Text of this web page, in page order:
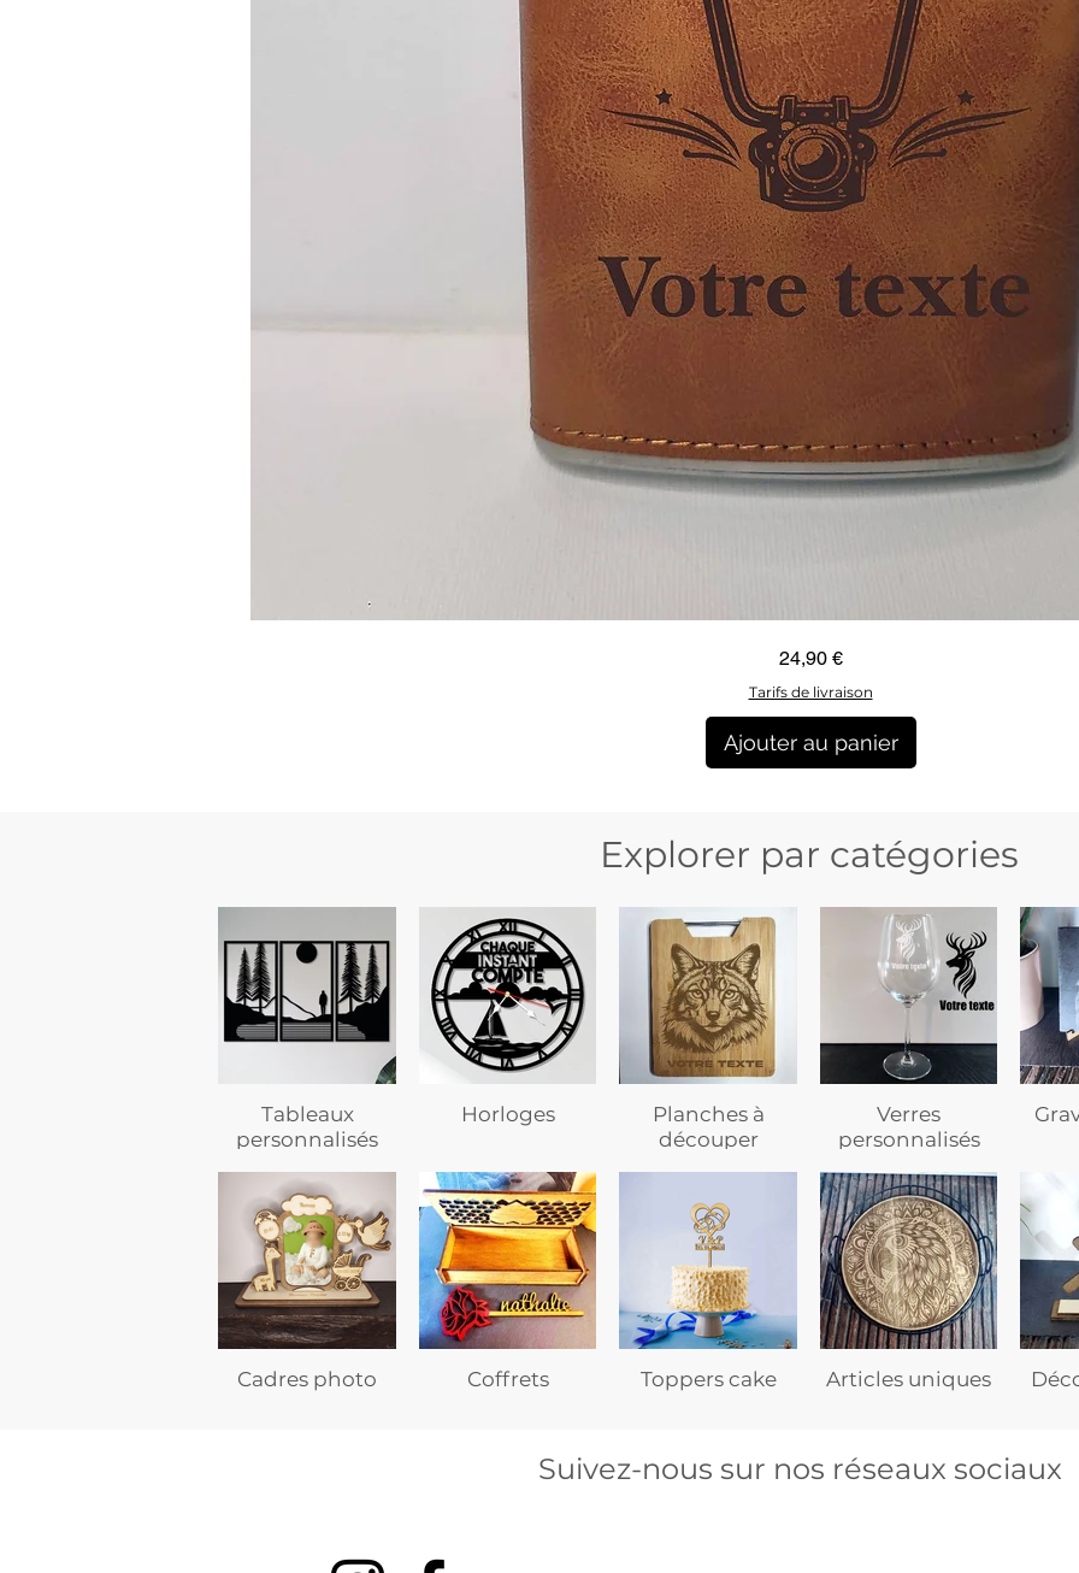
Aperçu rapide
Prix
24,90 €
Tarifs de livraison
Ajouter au panier
Explorer par catégories
Tableaux
personnalisés
Horloges
Planches à
découper
Verres
personnalisés
Cadres photo Coffrets Toppers cake Articles uniques
Suivez-nous sur nos réseaux sociaux